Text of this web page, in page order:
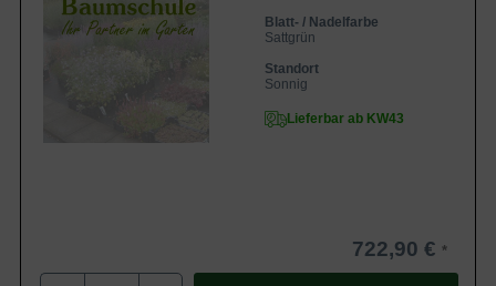
Blatt- / Nadelfarbe
Sattgrün
Standort
Sonnig
Lieferbar ab KW43
722,90 €